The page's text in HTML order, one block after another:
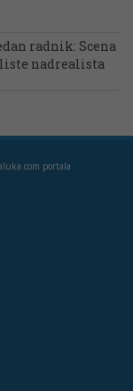
radnik: Scena
liste nadrealista
portala